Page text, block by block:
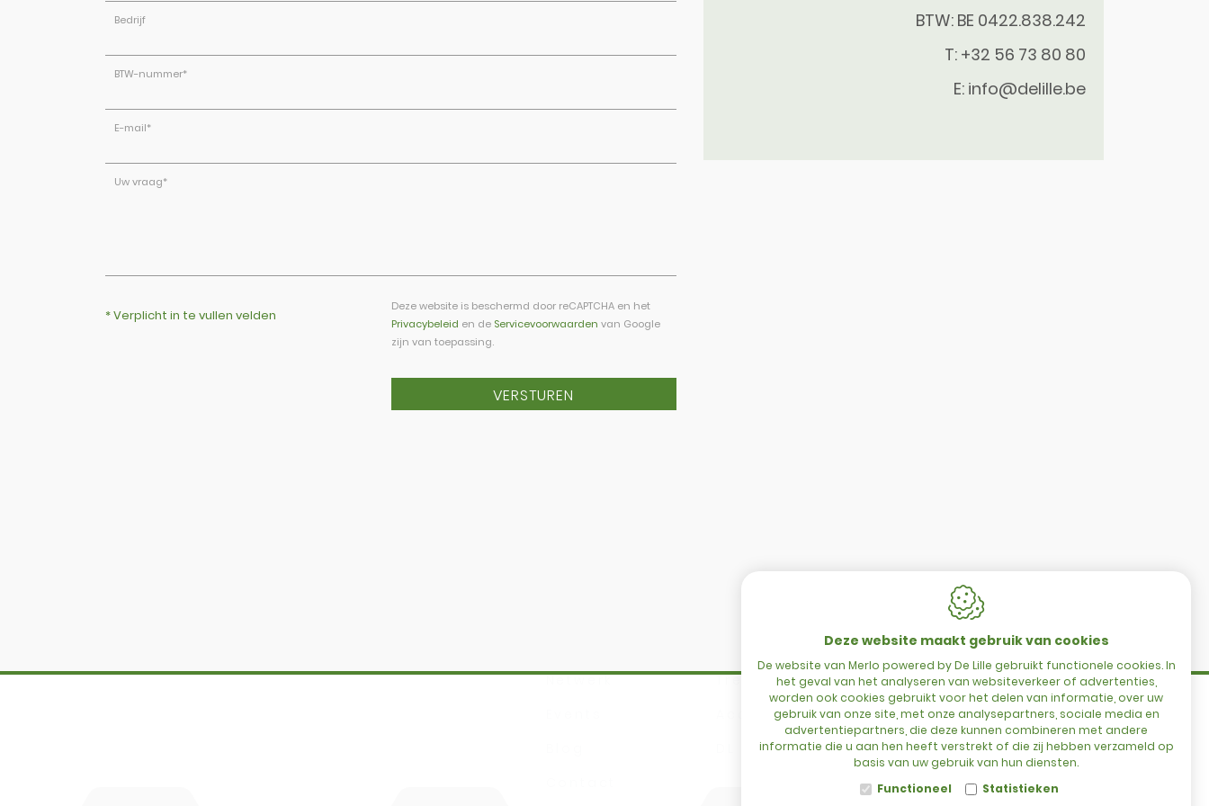
Bedrijf
BTW-nummer*
E-mail*
Uw vraag*
* Verplicht in te vullen velden
Deze website is beschermd door reCAPTCHA en het
Privacybeleid en de Servicevoorwaarden van Google
zijn van toepassing.
VERSTUREN
BTW: BE 0422.838.242
T: +32 56 73 80 80
E: info@delille.be
Netwerk
Tre Emme
Accessoires
DL Connect
Merlo Powered By De Lille
Hulstsestraat 2
8860 Lendelede
België
BTW: BE 0422.838.242
T:+32 56 73 80 80
Deze website maakt gebruik van cookies
De website van Merlo powered by De Lille gebruikt functionele cookies. In
het geval van het analyseren van websiteverkeer of advertenties,
worden ook cookies gebruikt voor het delen van informatie, over uw
gebruik van onze site, met onze analysepartners, sociale media en
advertentiepartners, die deze kunnen combineren met andere
informatie die u aan hen heeft verstrekt of die zij hebben verzameld op
basis van uw gebruik van hun diensten.
Functioneel
Statistieken